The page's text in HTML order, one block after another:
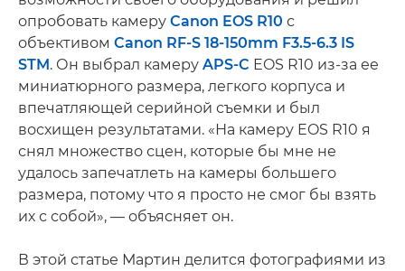
опробовать камеру Canon EOS R10 с
объективом Canon RF-S 18-150mm F3.5-6.3 IS
STM. Он выбрал камеру APS-C EOS R10 из-за ее
миниатюрного размера, легкого корпуса и
впечатляющей серийной съемки и был
восхищен результатами. «На камеру EOS R10 я
снял множество сцен, которые бы мне не
удалось запечатлеть на камеры большего
размера, потому что я просто не смог бы взять
их с собой», — объясняет он.
В этой статье Мартин делится фотографиями из